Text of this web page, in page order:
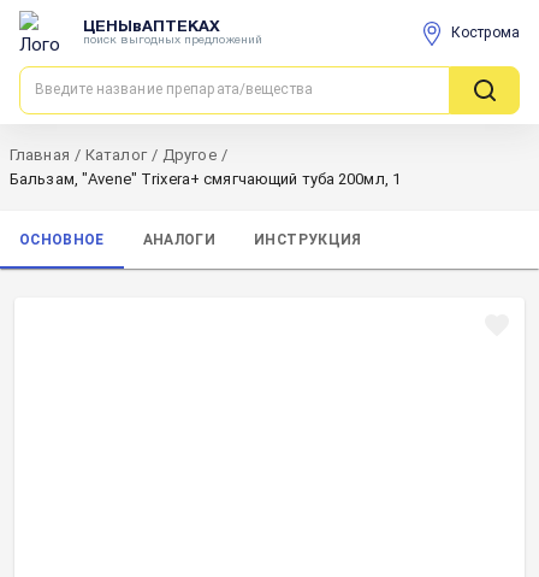
ЦЕНЫвАПТЕКАХ
поиск выгодных предложений Кострома
Главная / Каталог / Другое /
Бальзам, "Avene" Trixera+ смягчающий туба 200мл, 1
ОСНОВНОЕ АНАЛОГИ ИНСТРУКЦИЯ